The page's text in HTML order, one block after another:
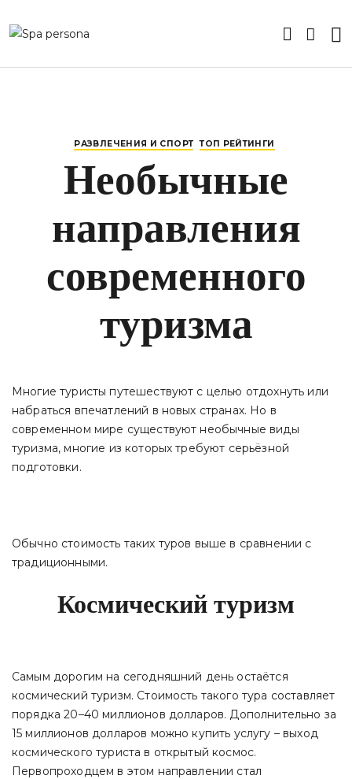
РАЗВЛЕЧЕНИЯ И СПОРТ ТОП РЕЙТИНГИ
Необычные
направления
современного
туризма
Многие туристы путешествуют с целью отдохнуть или
набраться впечатлений в новых странах. Но в
современном мире существуют необычные виды
туризма, многие из которых требуют серьёзной
подготовки.
Обычно стоимость таких туров выше в сравнении с
традиционными.
Космический туризм
Самым дорогим на сегодняшний день остаётся
космический туризм. Стоимость такого тура составляет
порядка 20–40 миллионов долларов. Дополнительно за
15 миллионов долларов можно купить услугу – выход
космического туриста в открытый космос.
Первопроходцем в этом направлении стал